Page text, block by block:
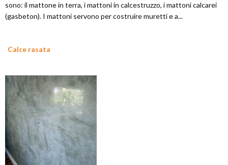
sono: il mattone in terra, i mattoni in calcestruzzo, i mattoni calcarei
(gasbeton). I mattoni servono per costruire muretti e a...
Calce rasata